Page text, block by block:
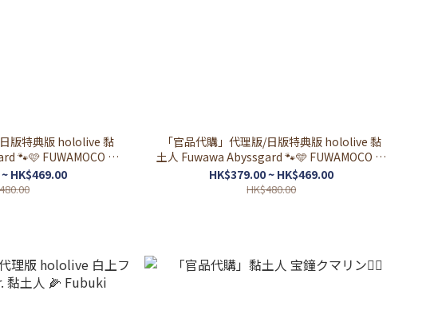
版特典版 hololive 黏
モ
スガード
HK$469.00
「官品代購」代理版/日版特典版 hololive 黏
土人 Fuwawa Abyssgard 🐾🩵 FUWAMOCO フ
ワワ・アビスガード
HK$379.00 ~ HK$469.00
HK$480.00